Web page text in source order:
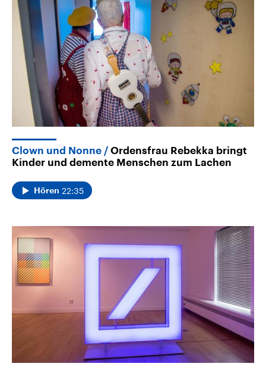
Clown und Nonne
Ordensfrau Rebekka bringt
Kinder und demente Menschen zum Lachen
Hören 22:35